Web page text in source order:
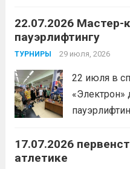
«хоккей».
22.07.2026 Мастер-
пауэрлифтингу
ТУРНИРЫ 29 июля, 2026
22 июля в
«Электрон»
с Анитой
17.07.2026
атлетике